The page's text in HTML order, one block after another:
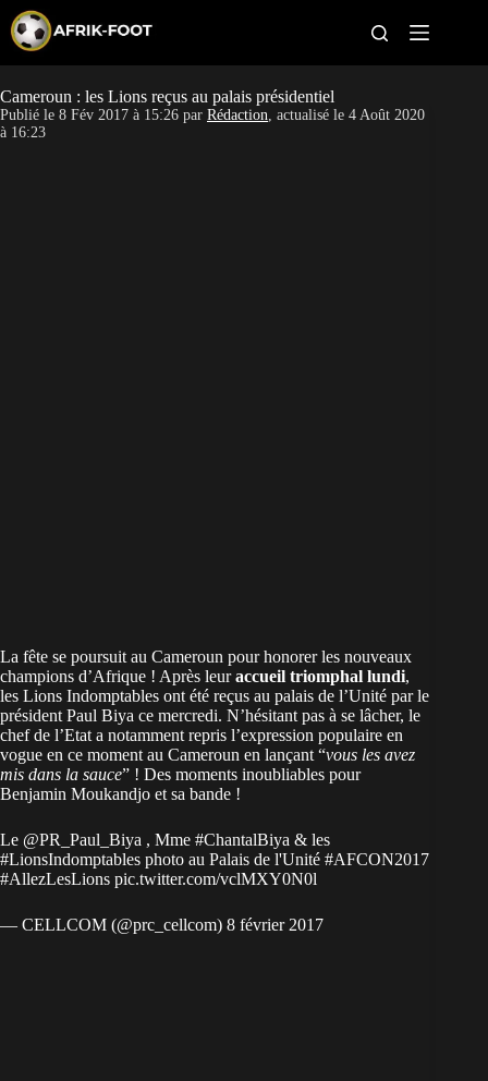
p
o
c
CAN féminine
Cameroun : les Lions reçus au palais présidentiel
Publié le 8 Fév 2017 à 15:26 par Rédaction, actualisé le 4 Août 2020
à 16:23
La fête se poursuit au Cameroun pour honorer les nouveaux
champions d’Afrique ! Après leuraccueil triomphal lundi,
les Lions Indomptables ont été reçus au palais de l’Unité par le
président Paul Biya ce mercredi. N’hésitant pas à se lâcher, le
chef de l’Etat a notamment repris l’expression populaire en
vogue en ce moment au Cameroun en lançant “vous les avez
mis dans la sauce” ! Des moments inoubliables pour
Benjamin Moukandjo et sa bande !
Le @PR_Paul_Biya , Mme #ChantalBiya & les
#LionsIndomptables photo au Palais de l'Unité #AFCON2017
#AllezLesLions pic.twitter.com/vclMXY0N0l
— CELLCOM (@prc_cellcom) 8 février 2017